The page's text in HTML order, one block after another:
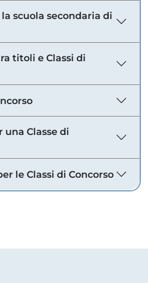
scuola secondaria di
titoli e Classi di
Classe di
le Classi di Concorso